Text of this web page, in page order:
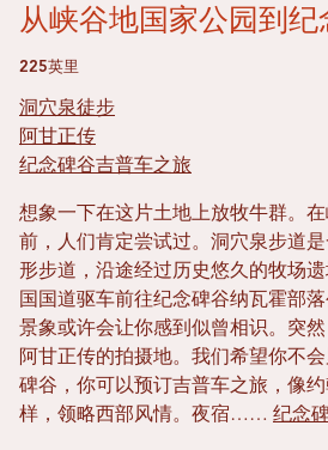
从峡谷地国家公园到纪
225英里
洞穴泉徒步
阿甘正传
纪念碑谷吉普车之旅
想象一下在这片土地上放牧牛群。
前，人们肯定尝试过。洞穴泉步道
形步道，沿途经过历史悠久的牧场
国国道驱车前往纪念碑谷纳瓦霍部
景象或许会让你感到似曾相识。突
阿甘正传的拍摄地。我们希望你不
碑谷，你可以预订吉普车之旅，像约
样，领略西部风情。夜宿…… 纪念